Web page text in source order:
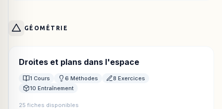
GÉOMÉTRIE
Droites et plans dans l'espace
1 Cours 6 Méthodes
8 Exercices
10 Entraînement
25 fiches disponibles